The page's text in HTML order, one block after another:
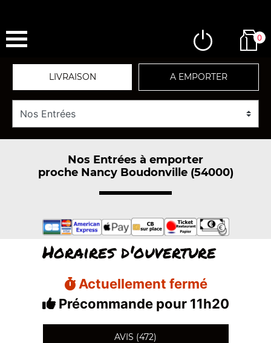
0
LIVRAISON A EMPORTER
Nos Entrées à emporter
proche Nancy Boudonville (54000)
Horaires d'ouverture
Actuellement fermé
Précommande pour 11h20
AVIS (472)